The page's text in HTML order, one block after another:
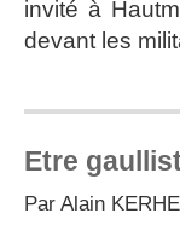
invité à
devant les
Etre
Par Alain